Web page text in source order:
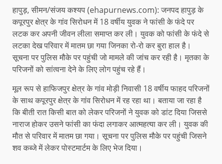
हापुड़, सीमन/संजय कश्यप (ehapurnews.com): जनपद हापुड़ के
कपूरपुर क्षेत्र के गांव सिरोधन में 18 वर्षीय युवक ने फांसी के फंदे पर
लटक कर अपनी जीवन लीला समाप्त कर ली। युवक को फांसी के फंदे से
लटका देख परिवार में मातम छा गया जिनका रो-रो कर बुरा हाल है।
सूचना पर पुलिस मौके पर पहुंची जो मामले की जांच कर रही है। मृतका के
परिजनों को सांत्वना देने के लिए लोग पहुंच रहे हैं।
मूल रूप से हाफिजपुर क्षेत्र के गांव मोड़ी निवासी 18 वर्षीय फाहद परिजनों
के साथ कपूरपुर क्षेत्र के गांव सिरोधन में रह रहा था। बताया जा रहा है
कि बीती रात किसी बात को लेकर परिजनों ने युवक को डांट दिया जिससे
नाराज होकर उसने फांसी का फंदा लगाकर आत्महत्या कर ली। युवक की
मौत से परिवार में मातम छा गया। सूचना पर पुलिस मौके पर पहुंची जिसने
शव कब्जे में लेकर पोस्टमार्टम के लिए भेज दिया।